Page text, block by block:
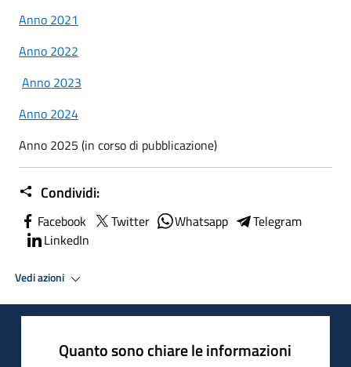
Anno 2021
Anno 2022
Anno 2023
Anno 2024
Anno 2025 (in corso di pubblicazione)
Condividi:
Facebook Twitter Whatsapp
Telegram
LinkedIn
Vedi azioni
Quanto sono chiare le informazioni